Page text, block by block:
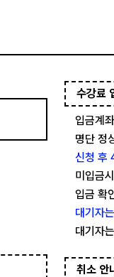
수강료
입금계
명단 정
신청 후
미입금
입금 확
대기자
대기자
취소 안